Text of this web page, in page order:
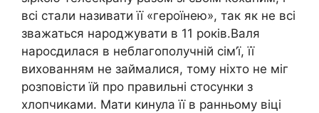
всі стали називати її «героїнею», так як не всі
зважаться народжувати в 11 років.Валя
нароcдилася в неблагополучній сім’ї, її
вихованням не займалися, тому ніхто не міг
розповісти їй про правильні стосунки з
хлопчиками. Мати кинула її в ранньому віці